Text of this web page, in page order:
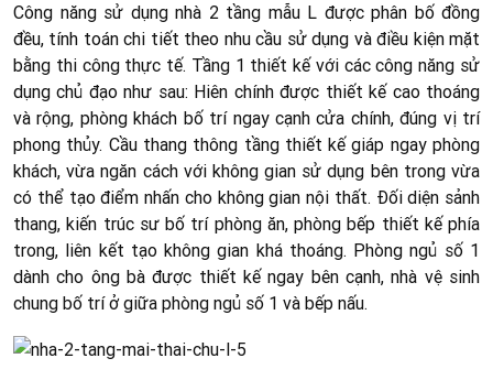
Công năng sử dụng nhà 2 tầng mẫu L được phân bố đồng
đều, tính toán chi tiết theo nhu cầu sử dụng và điều kiện mặt
bằng thi công thực tế. Tầng 1 thiết kế với các công năng sử
dụng chủ đạo như sau: Hiên chính được thiết kế cao thoáng
và rộng, phòng khách bố trí ngay cạnh cửa chính, đúng vị trí
phong thủy. Cầu thang thông tầng thiết kế giáp ngay phòng
khách, vừa ngăn cách với không gian sử dụng bên trong vừa
có thể tạo điểm nhấn cho không gian nội thất. Đối diện sảnh
thang, kiến trúc sư bố trí phòng ăn, phòng bếp thiết kế phía
trong, liên kết tạo không gian khá thoáng. Phòng ngủ số 1
dành cho ông bà được thiết kế ngay bên cạnh, nhà vệ sinh
chung bố trí ở giữa phòng ngủ số 1 và bếp nấu.